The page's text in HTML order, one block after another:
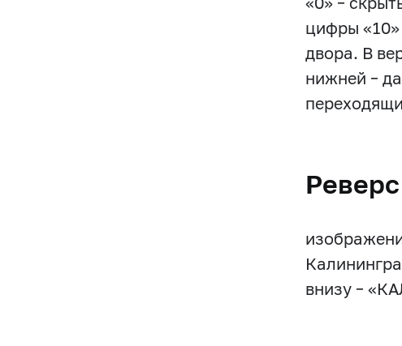
цифры «10»
двора. В
нижней –
Реверс
внизу –